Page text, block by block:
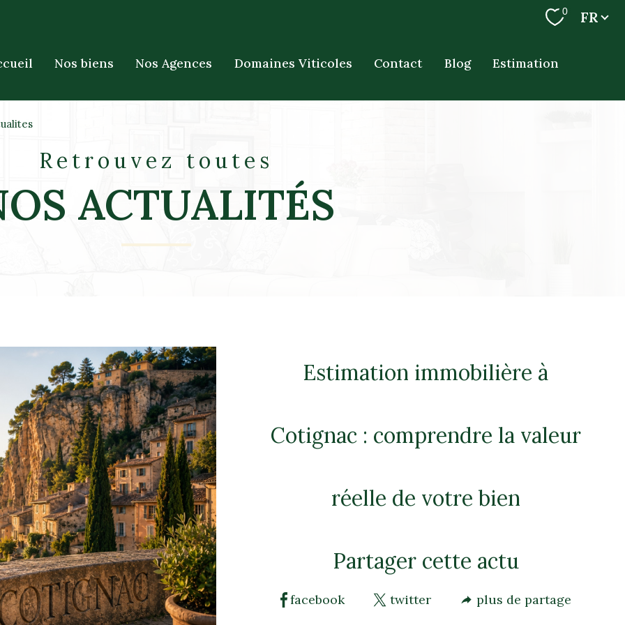
0 Langue
FR
Nos biens Nos Agences Domaines Viticoles Contact Blog Estimation
Retrouvez toutes
ACTUALITÉS
Estimation immobilière à
Cotignac : comprendre la valeur
réelle de votre bien
Partager cette actu
facebook twitter plus de partage